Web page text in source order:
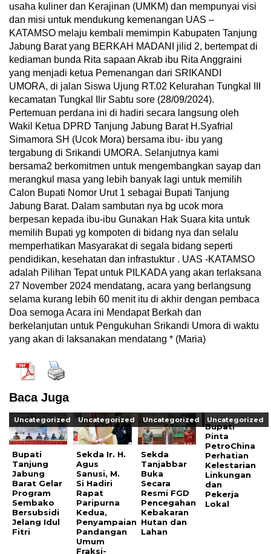
usaha kuliner dan Kerajinan (UMKM) dan mempunyai visi
dan misi untuk mendukung kemenangan UAS –
KATAMSO melaju kembali memimpin Kabupaten Tanjung
Jabung Barat yang BERKAH MADANI jilid 2, bertempat di
kediaman bunda Rita sapaan Akrab ibu Rita Anggraini
yang menjadi ketua Pemenangan dari SRIKANDI
UMORA, di jalan Siswa Ujung RT.02 Kelurahan Tungkal III
kecamatan Tungkal Ilir Sabtu sore (28/09/2024).
Pertemuan perdana ini di hadiri secara langsung oleh
Wakil Ketua DPRD Tanjung Jabung Barat H.Syafrial
Simamora SH (Ucok Mora) bersama ibu- ibu yang
tergabung di Srikandi UMORA. Selanjutnya kami
bersama2 berkomitmen untuk mengembangkan sayap dan
merangkul masa yang lebih banyak lagi untuk memilih
Calon Bupati Nomor Urut 1 sebagai Bupati Tanjung
Jabung Barat. Dalam sambutan nya bg ucok mora
berpesan kepada ibu-ibu Gunakan Hak Suara kita untuk
memilih Bupati yg kompoten di bidang nya dan selalu
memperhatikan Masyarakat di segala bidang seperti
pendidikan, kesehatan dan infrastuktur . UAS -KATAMSO
adalah Pilihan Tepat untuk PILKADA yang akan terlaksana
27 November 2024 mendatang, acara yang berlangsung
selama kurang lebih 60 menit itu di akhir dengan pembaca
Doa semoga Acara ini Mendapat Berkah dan
berkelanjutan untuk Pengukuhan Srikandi Umora di waktu
yang akan di laksanakan mendatang * (Maria)
Baca Juga
Uncategorized
Bupati
Tanjung
Jabung
Barat Gelar
Program
Sembako
Bersubsidi
Jelang Idul
Fitri
Uncategorized
Sekda Ir. H.
Agus
Sanusi, M.
Si Hadiri
Rapat
Paripurna
Kedua,
Penyampaian
Pandangan
Umum
Fraksi-
Uncategorized
Sekda
Tanjabbar
Buka
Secara
Resmi FGD
Pencegahan
Kebakaran
Hutan dan
Lahan
Uncategorized
Bupati
Pinta
PetroChina
Perhatian
Kelestarian
Linkungan
dan
Pekerja
Lokal